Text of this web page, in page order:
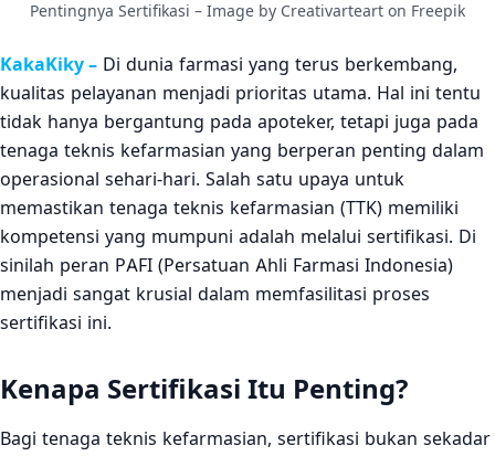
Pentingnya Sertifikasi – Image by Creativarteart on Freepik
KakaKiky – Di dunia farmasi yang terus berkembang,
kualitas pelayanan menjadi prioritas utama. Hal ini tentu
tidak hanya bergantung pada apoteker, tetapi juga pada
tenaga teknis kefarmasian yang berperan penting dalam
operasional sehari-hari. Salah satu upaya untuk
memastikan tenaga teknis kefarmasian (TTK) memiliki
kompetensi yang mumpuni adalah melalui sertifikasi. Di
sinilah peran PAFI (Persatuan Ahli Farmasi Indonesia)
menjadi sangat krusial dalam memfasilitasi proses
sertifikasi ini.
Kenapa Sertifikasi Itu Penting?
Bagi tenaga teknis kefarmasian, sertifikasi bukan sekadar